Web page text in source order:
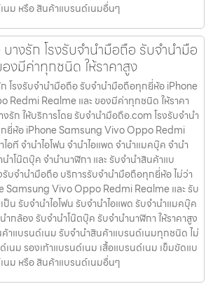
ม หรือ สินค้าแบรนด์เนมอื่นๆ
างรัก โรงรับจำนำมือถือ รับจำนำมือ
งมีค่าทุกชนิด ให้ราคาสูง
โรงรับจำนำมือถือ รับจำนำมือถือทุกยี่ห้อ iPhone
Redmi Realme และ ของมีค่าทุกชนิด ให้ราคา
รัก ให้บริการโดย รับจํานํามือถือ.com โรงรับจำนำ
ยี่ห้อ iPhone Samsung Vivo Oppo Redmi
อที จำนำไอโฟน จำนำไอแพด จำนำแมคบุ๊ค จำนำ
ำโน๊ตบุ๊ค จำนำนาฬิกา และ รับจำนำสินค้าแบ
รับจำนำมือถือ บริการรับจำนำมือถือทุกยี่ห้อ ไม่ว่า
Samsung Vivo Oppo Redmi Realme และ รับ
ป็น รับจำนำไอโฟน รับจำนำไอแพด รับจำนำแมคบุ๊ค
ำกล้อง รับจำนำโน๊ตบุ๊ค รับจำนำนาฬิกา ให้ราคาสูง
าแบรนด์เนม รับจำนำสินค้าแบรนด์เนมทุกชนิด ไม่
เนม รองเท้าแบรนด์เนม เสื้อแบรนด์เนม เข็มขัดแบ
ม หรือ สินค้าแบรนด์เนมอื่นๆ